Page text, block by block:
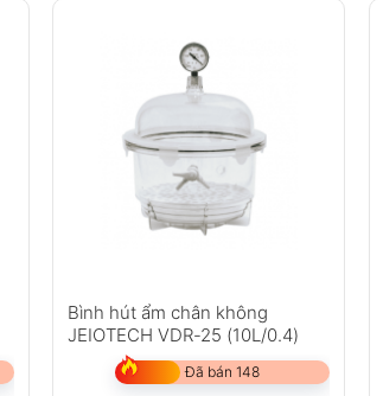
Bình hút ẩm chân không
JEIOTECH VDR-25 (10L/0.4)
Đã bán 148